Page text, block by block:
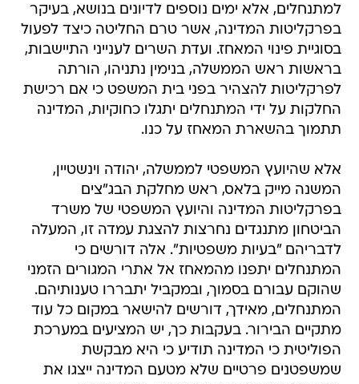
למתנחלים, אלא ימים נוספים לדיונים בנושא, בעיקר
בפרקליטות המדינה, אשר טרם החליטה כיצד לפעול
בסוגיית פינוי המאחז. ועדת השרים לענייני התיישבות,
בראשות ראש הממשלה, בנימין נתניהו, הורתה
לפרקליטות להצהיר בפני בית המשפט כי אם רכישת
החלקות על ידי המתנחלים יתגלו כחוקיות, המדינה
תתמוך בהשארת המאחז על כנו.
אלא שהיועץ המשפטי לממשלה, יהודה וינשטיין,
המשנה מייק בלאס, ראש מחלקת הבג"צים
בפרקליטות המדינה והיועץ המשפטי של משרד
הביטחון מתנגדים נחרצות להצגת עמדה זו, המעלה
לדבריהם "בעיות משפטיות". אלה דורשים כי
המתנחלים יתפנו מהמאחז אל אתרי המגורים הזמני
שהוקם עבורם בסמוך, ובמקביל יתבררו טענותיהם.
המתנחלים, מאידך, דורשים להישאר במקום כל עוד
מתקיים הבירור. בעקבות כך, יש המציעים במערכת
הפוליטית כי המדינה תודיע כי היא מבקשת
שמשפטנים פרטיים שלא מטעם המדינה ייצגו את